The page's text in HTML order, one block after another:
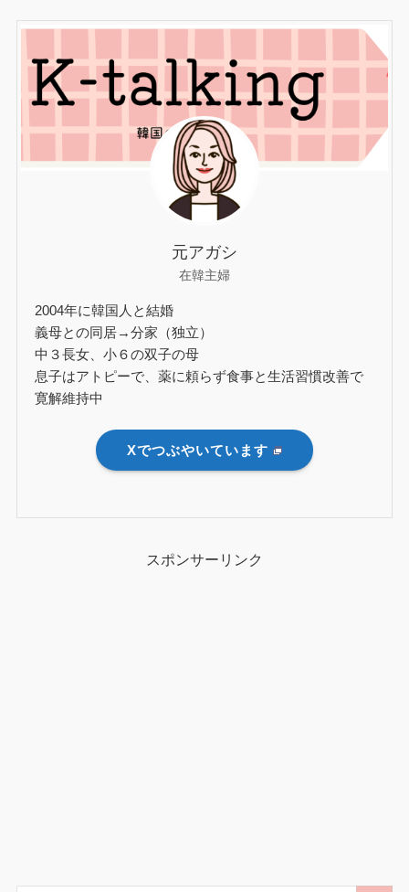
元アガシ
在韓主婦
2004年に韓国人と結婚
義母との同居→分家（独立）
中３長女、小６の双子の母
息子はアトピーで、薬に頼らず食事と生活習慣改善で
寛解維持中
Xでつぶやいています
スポンサーリンク